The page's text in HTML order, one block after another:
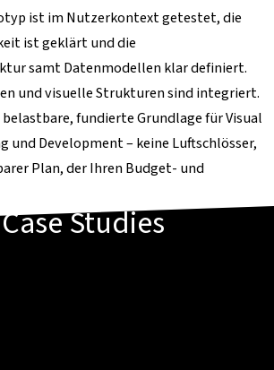
ist im Nutzerkontext getestet, die
ist geklärt und die
samt Datenmodellen klar definiert.
und visuelle Strukturen sind integriert.
belastbare, fundierte Grundlage für Visual
und Development – keine Luftschlösser,
Plan, der Ihren Budget- und
Case Studies